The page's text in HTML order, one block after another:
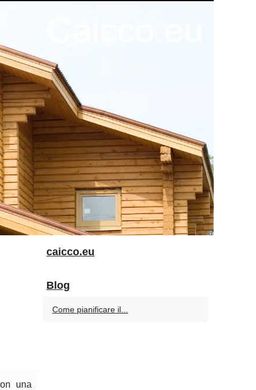
una
caicco.eu
Blog
Come pianificare il...